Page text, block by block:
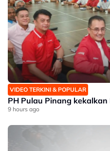
VIDEO TERKINI & POPULAR
PH Pulau Pinang kekalkan
9 hours ago